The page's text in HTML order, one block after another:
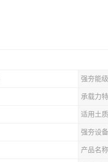
强夯能级
承载力
适用土质
强夯设备
产品名称